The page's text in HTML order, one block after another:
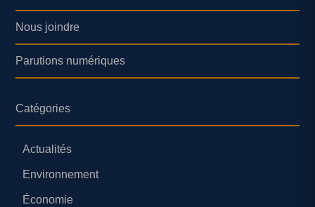
Nous joindre
Parutions numériques
Catégories
Actualités
Environnement
Économie